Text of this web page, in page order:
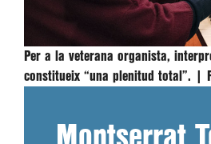
Per a la veterana organista,
constitueix “una plenitud total”. |